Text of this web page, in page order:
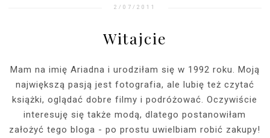
2/07/2011
Witajcie
Mam na imię Ariadna i urodziłam się w 1992 roku. Moją
największą pasją jest fotografia, ale lubię też czytać
książki, oglądać dobre filmy i podróżować. Oczywiście
interesuję się także modą, dlatego postanowiłam
założyć tego bloga - po prostu uwielbiam robić zakupy!